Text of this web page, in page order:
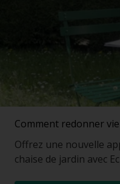
Comment redonner
Offrez une nouvelle
chaise de jardin avec